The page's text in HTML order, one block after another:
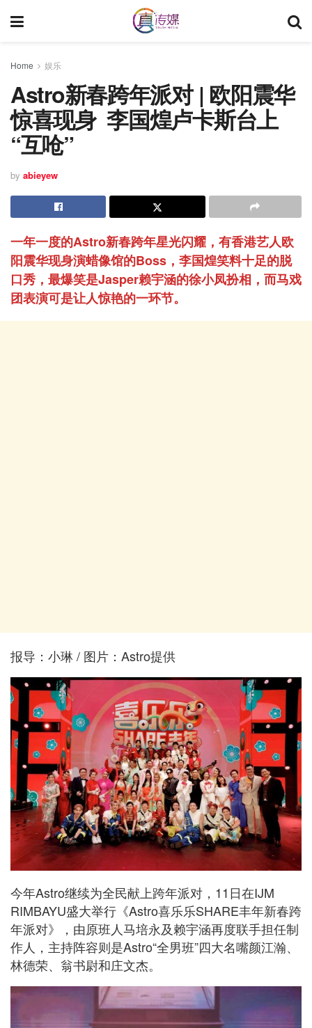
Home 娱乐
Astro新春跨年派对 | 欧阳震华
惊喜现身 李国煌卢卡斯台上
“互呛”
by abieyew
一年一度的Astro新春跨年星光闪耀，有香港艺人欧
阳震华现身演蜡像馆的Boss，李国煌笑料十足的脱
口秀，最爆笑是Jasper赖宇涵的徐小凤扮相，而马戏
团表演可是让人惊艳的一环节。
报导：小琳 / 图片：Astro提供
今年Astro继续为全民献上跨年派对，11日在IJM
RIMBAYU盛大举行《Astro喜乐乐SHARE丰年新春跨
年派对》，由原班人马培永及赖宇涵再度联手担任制
作人，主持阵容则是Astro“全男班”四大名嘴颜江瀚、
林德荣、翁书尉和庄文杰。